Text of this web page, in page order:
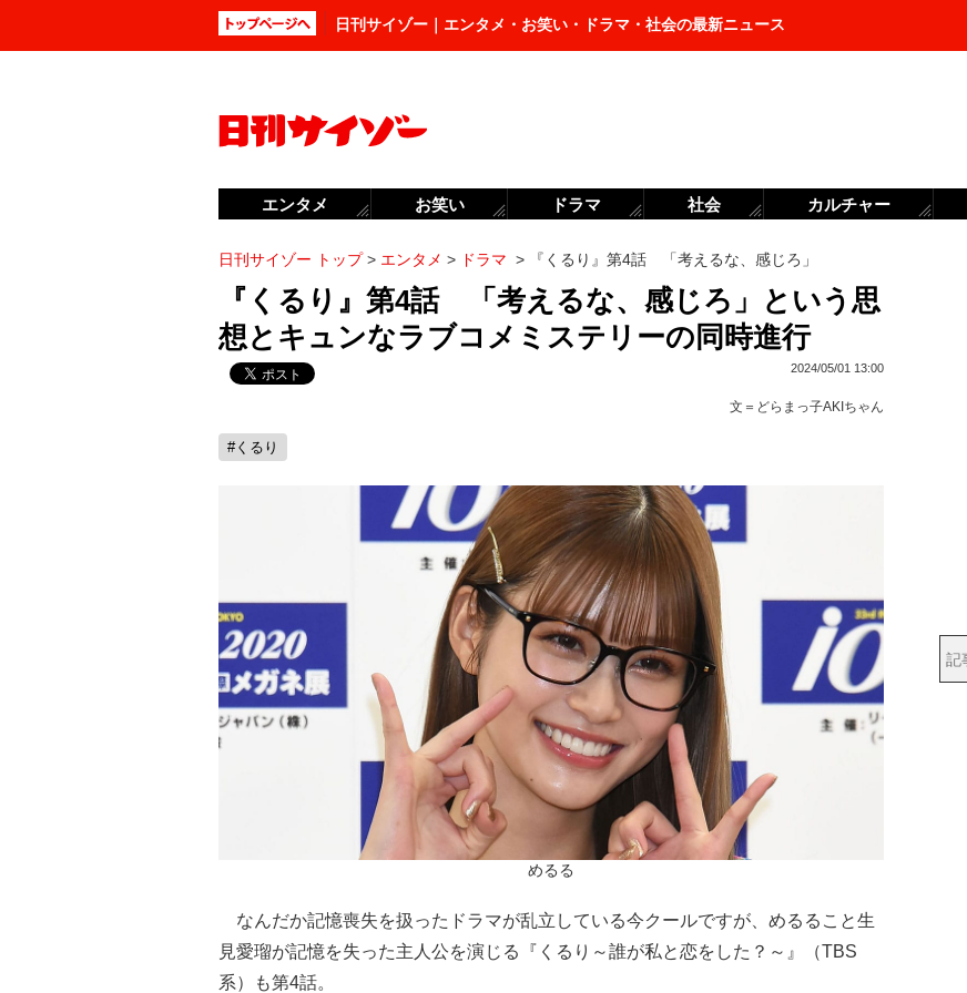
日刊サイゾー｜エンタメ・お笑い・ドラマ・社会の最新ニュース
日刊サイゾー トップ> エンタメ > ドラマ > 『くるり』第4話 「考えるな、感じろ」
『くるり』第4話 「考えるな、感じろ」という思
想とキュンなラブコメミステリーの同時進行
2024/05/01 13:00
文＝ どらまっ子AKIちゃん
#くるり
めるる
なんだか記憶喪失を扱ったドラマが乱立している今クールですが、めるること生
見愛瑠が記憶を失った主人公を演じる『くるり～誰が私と恋をした？～』（TBS
系）も第4話。
エンタメ お笑い ドラマ 社会 カルチャー